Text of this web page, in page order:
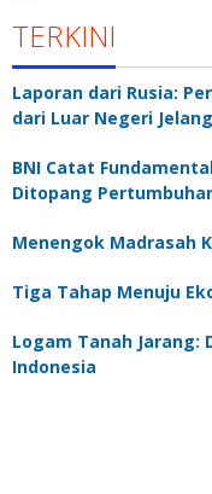
TERKINI
Laporan dari Rusia:
dari Luar Negeri
BNI Catat
Ditopang
Menengok Madrasah
Tiga Tahap Menuju
Logam Tanah Jarang:
Indonesia